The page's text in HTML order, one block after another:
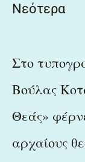
Νεότερα
Στο
Βούλας
Θεάς»
αρχαίους